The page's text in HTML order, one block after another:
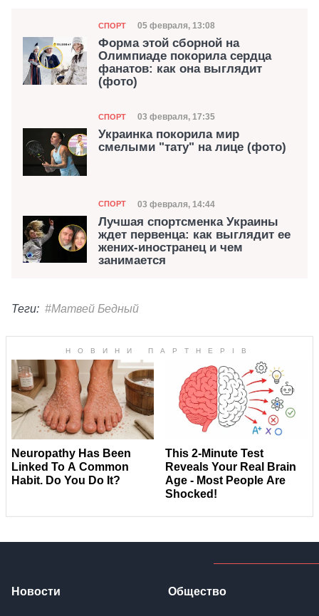
Категория
СПОРТ Дата публикации
05 февраля, 13:08
Форма этой сборной на
Олимпиаде покорила сердца
фанатов: как она выглядит
(фото)
Категория
СПОРТ Дата публикации
03 февраля, 17:35
Украинка покорила мир
смелыми "тату" на лице (фото)
Категория
СПОРТ Дата публикации
03 февраля, 14:44
Лучшая спортсменка Украины
ждет первенца: как выглядит ее
жених-иностранец и чем
занимается
Теги: #Матвей Бедный
Новости Общество